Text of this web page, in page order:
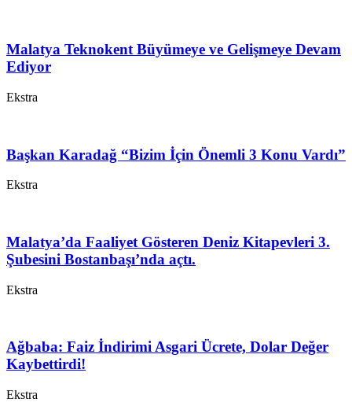
Malatya Teknokent Büyümeye ve Gelişmeye Devam
Ediyor
Ekstra
Başkan Karadağ “Bizim İçin Önemli 3 Konu Vardı”
Ekstra
Malatya’da Faaliyet Gösteren Deniz Kitapevleri 3.
Şubesini Bostanbaşı’nda açtı.
Ekstra
Ağbaba: Faiz İndirimi Asgari Ücrete, Dolar Değer
Kaybettirdi!
Ekstra